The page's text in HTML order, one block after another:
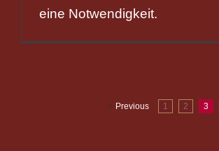
eine Notwendigkeit.
Previous 1 2 3